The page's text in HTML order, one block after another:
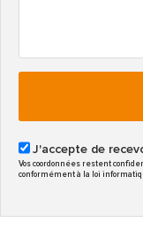
J'accepte de
Vos coordonnées restent
conformément à la loi